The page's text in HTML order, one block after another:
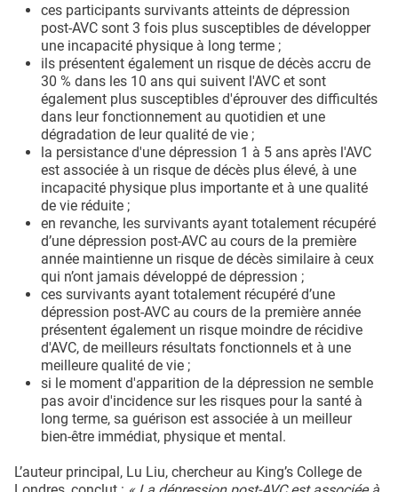
ces participants survivants atteints de dépression
post-AVC sont 3 fois plus susceptibles de développer
une incapacité physique à long terme ;
ils présentent également un risque de décès accru de
30 % dans les 10 ans qui suivent l'AVC et sont
également plus susceptibles d'éprouver des difficultés
dans leur fonctionnement au quotidien et une
dégradation de leur qualité de vie ;
la persistance d'une dépression 1 à 5 ans après l'AVC
est associée à un risque de décès plus élevé, à une
incapacité physique plus importante et à une qualité
de vie réduite ;
en revanche, les survivants ayant totalement récupéré
d’une dépression post-AVC au cours de la première
année maintienne un risque de décès similaire à ceux
qui n’ont jamais développé de dépression ;
ces survivants ayant totalement récupéré d’une
dépression post-AVC au cours de la première année
présentent également un risque moindre de récidive
d'AVC, de meilleurs résultats fonctionnels et à une
meilleure qualité de vie ;
si le moment d'apparition de la dépression ne semble
pas avoir d'incidence sur les risques pour la santé à
long terme, sa guérison est associée à un meilleur
bien-être immédiat, physique et mental.
L’auteur principal, Lu Liu, chercheur au King’s College de